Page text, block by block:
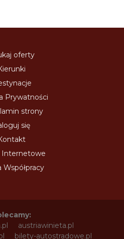
oferty
Prywatności
strony
się
Internetowe
Współpracy
austriawinieta.pl
bilety-autostradowe.pl